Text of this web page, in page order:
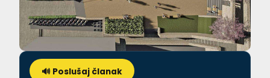
🔊 Poslušaj članak